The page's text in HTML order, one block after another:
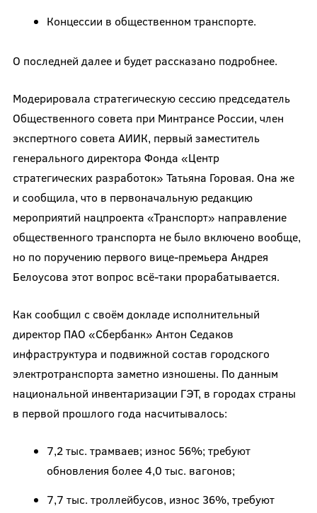
Концессии в общественном транспорте.
О последней далее и будет рассказано подробнее.
Модерировала стратегическую сессию председатель
Общественного совета при Минтрансе России, член
экспертного совета АИИК, первый заместитель
генерального директора Фонда «Центр
стратегических разработок» Татьяна Горовая. Она же
и сообщила, что в первоначальную редакцию
мероприятий нацпроекта «Транспорт» направление
общественного транспорта не было включено вообще,
но по поручению первого вице-премьера Андрея
Белоусова этот вопрос всё-таки прорабатывается.
Как сообщил с своём докладе исполнительный
директор ПАО «Сбербанк» Антон Седаков
инфраструктура и подвижной состав городского
электротранспорта заметно изношены. По данным
национальной инвентаризации ГЭТ, в городах страны
в первой прошлого года насчитывалось:
7,2 тыс. трамваев; износ 56%; требуют
обновления более 4,0 тыс. вагонов;
7,7 тыс. троллейбусов, износ 36%, требуют